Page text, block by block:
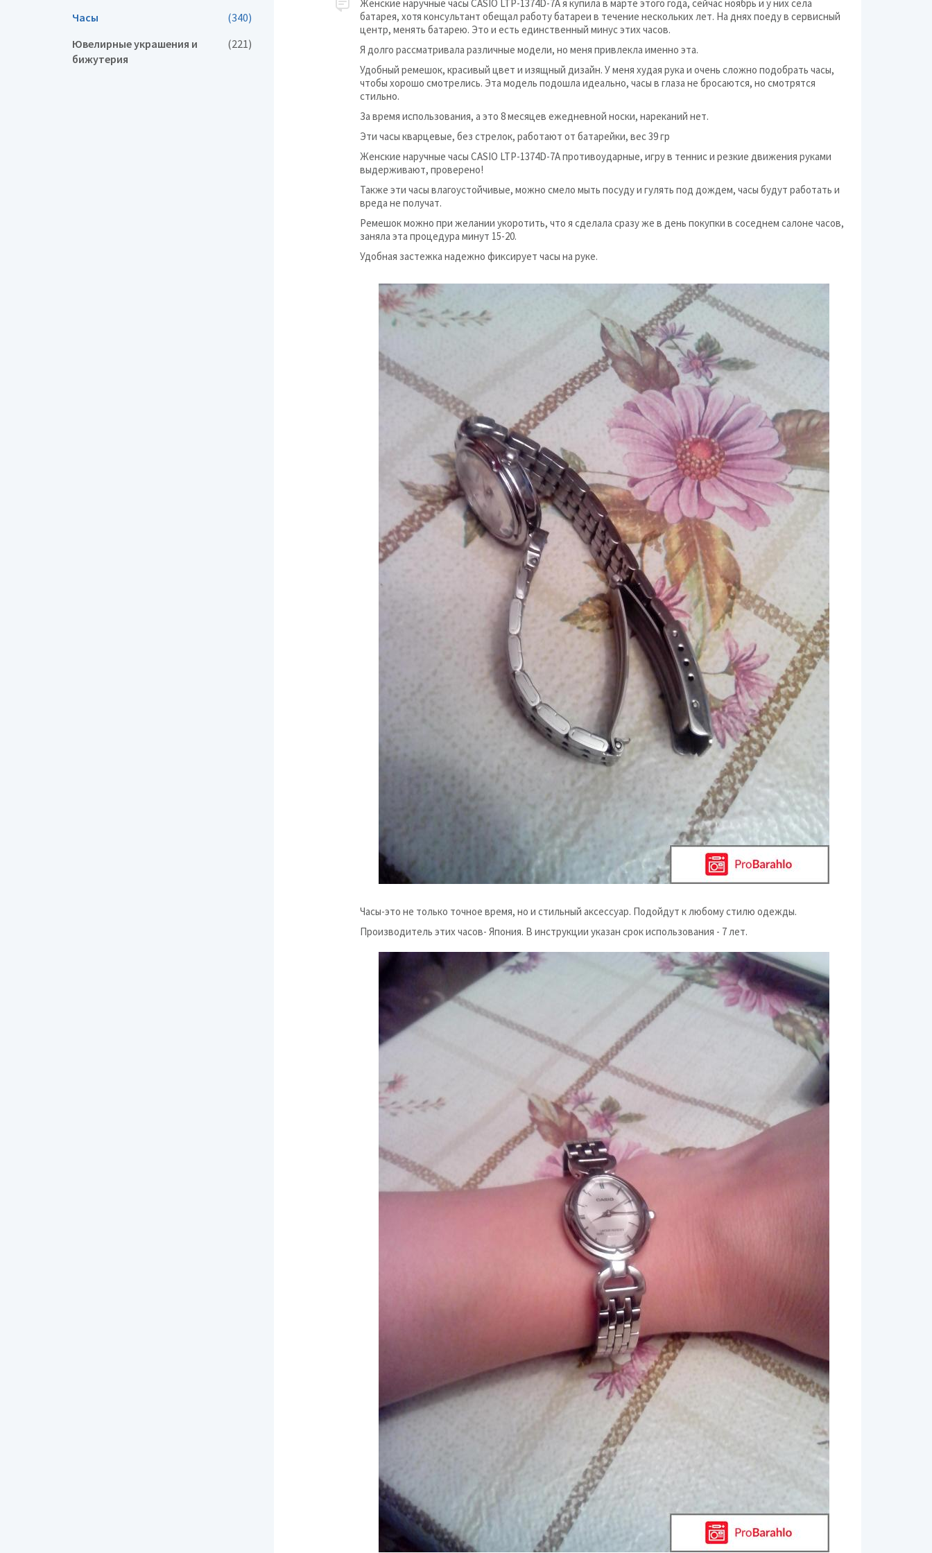
Женские наручные часы CASIO LTP-1374D-7A я купила в марте этого года, сейчас ноябрь и у них села
батарея, хотя консультант обещал работу батареи в течение нескольких лет. На днях поеду в сервисный
центр, менять батарею. Это и есть единственный минус этих часов.
Я долго рассматривала различные модели, но меня привлекла именно эта.
Удобный ремешок, красивый цвет и изящный дизайн. У меня худая рука и очень сложно подобрать часы,
чтобы хорошо смотрелись. Эта модель подошла идеально, часы в глаза не бросаются, но смотрятся
стильно.
За время использования, а это 8 месяцев ежедневной носки, нареканий нет.
Эти часы кварцевые, без стрелок, работают от батарейки, вес 39 гр
Женские наручные часы CASIO LTP-1374D-7A противоударные, игру в теннис и резкие движения руками
выдерживают, проверено!
Также эти часы влагоустойчивые, можно смело мыть посуду и гулять под дождем, часы будут работать и
вреда не получат.
Ремешок можно при желании укоротить, что я сделала сразу же в день покупки в соседнем салоне часов,
заняла эта процедура минут 15-20.
Удобная застежка надежно фиксирует часы на руке.
Часы-это не только точное время, но и стильный аксессуар. Подойдут к любому стилю одежды.
Производитель этих часов- Япония. В инструкции указан срок использования - 7 лет.
Часы (340) Часы
Ювелирные украшения и
бижутерия
(221)